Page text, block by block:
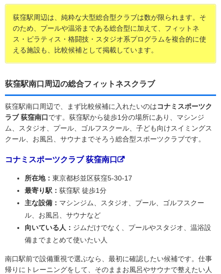
荻窪駅周辺は、純粋な大型総合型クラブは数が限られます。そ
のため、プールや温浴まである総合型に加えて、フィットネ
ス・ピラティス・格闘技・スタジオ系プログラムを複合的に使
える施設も、比較候補として掲載しています。
荻窪駅南口周辺の総合フィットネスクラブ
荻窪駅南口周辺で、まず比較候補に入れたいのはコナミスポーツク
ラブ 荻窪南口です。荻窪駅から徒歩1分の場所にあり、マシンジ
ム、スタジオ、プール、ゴルフスクール、子ども向けスイミングス
クール、お風呂、サウナまでそろう総合型スポーツクラブです。
コナミスポーツクラブ 荻窪南口
所在地： 東京都杉並区荻窪5-30-17
最寄り駅： 荻窪駅 徒歩1分
主な設備： マシンジム、スタジオ、プール、ゴルフスクー
ル、お風呂、サウナなど
向いている人： ジムだけでなく、プールやスタジオ、温浴設
備までまとめて使いたい人
南口駅前で設備重視で選ぶなら、最初に確認したい候補です。仕事
帰りにトレーニングをして、そのままお風呂やサウナで整えたい人